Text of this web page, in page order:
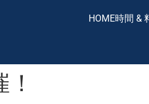
HOME時間 &